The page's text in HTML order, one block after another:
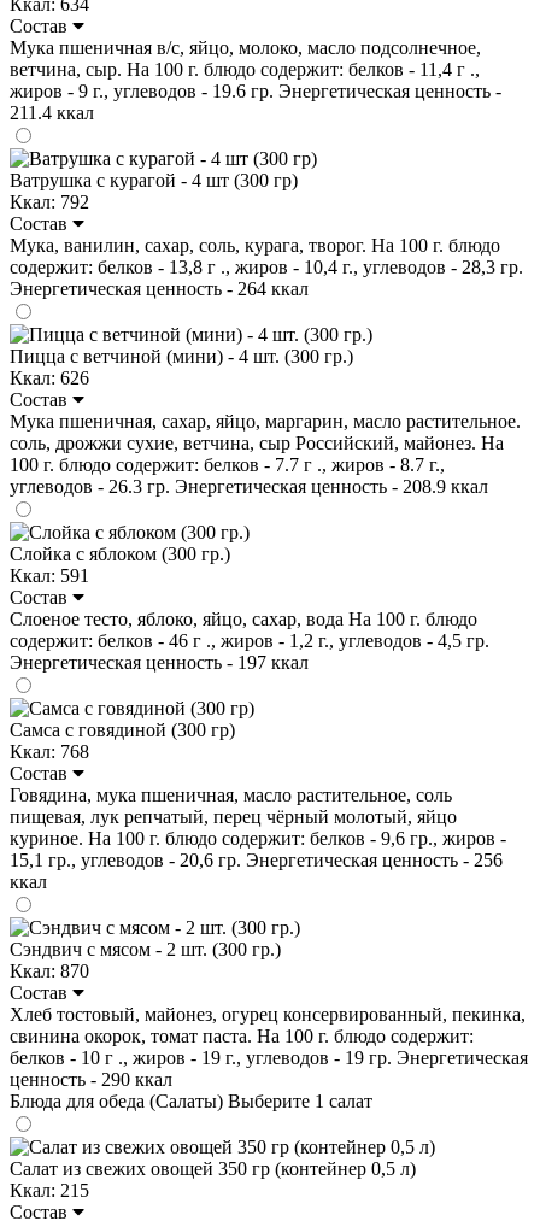
Состав
Мука пшеничная в/с, яйцо, молоко, масло подсолнечное,
ветчина, сыр. На 100 г. блюдо содержит: белков - 11,4 г .,
жиров - 9 г., углеводов - 19.6 гр. Энергетическая ценность -
211.4 ккал
Ватрушка с курагой - 4 шт (300 гр)
Ккал: 792
Состав
Мука, ванилин, сахар, соль, курага, творог. На 100 г. блюдо
содержит: белков - 13,8 г ., жиров - 10,4 г., углеводов - 28,3 гр.
Энергетическая ценность - 264 ккал
Пицца с ветчиной (мини) - 4 шт. (300 гр.)
Ккал: 626
Состав
Мука пшеничная, сахар, яйцо, маргарин, масло растительное.
соль, дрожжи сухие, ветчина, сыр Российский, майонез. На
100 г. блюдо содержит: белков - 7.7 г ., жиров - 8.7 г.,
углеводов - 26.3 гр. Энергетическая ценность - 208.9 ккал
Слойка с яблоком (300 гр.)
Ккал: 591
Состав
Слоеное тесто, яблоко, яйцо, сахар, вода На 100 г. блюдо
содержит: белков - 46 г ., жиров - 1,2 г., углеводов - 4,5 гр.
Энергетическая ценность - 197 ккал
Самса с говядиной (300 гр)
Ккал: 768
Состав
Говядина, мука пшеничная, масло растительное, соль
пищевая, лук репчатый, перец чёрный молотый, яйцо
куриное. На 100 г. блюдо содержит: белков - 9,6 гр., жиров -
15,1 гр., углеводов - 20,6 гр. Энергетическая ценность - 256
ккал
Сэндвич с мясом - 2 шт. (300 гр.)
Ккал: 870
Состав
Хлеб тостовый, майонез, огурец консервированный, пекинка,
свинина окорок, томат паста. На 100 г. блюдо содержит:
белков - 10 г ., жиров - 19 г., углеводов - 19 гр. Энергетическая
ценность - 290 ккал
Блюда для обеда (Салаты) Выберите 1 салат
Салат из свежих овощей 350 гр (контейнер 0,5 л)
Ккал: 215
Состав